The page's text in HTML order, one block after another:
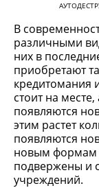
В
различными
них в
приобретают
кредитомания
стоит на
появляются
этим растет
появляются
новым формам
подвержены и
учреждений.